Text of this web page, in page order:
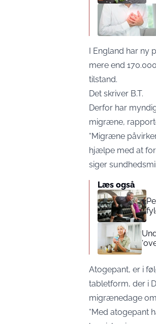
I England har ny
mere end
tilstand.
Det skriver B.T.
Derfor har
migræne,
“Migræne
hjælpe med at
siger
Læs også
Atogepant, er i
tabletform, der i
migrænedage
“Med atogepant